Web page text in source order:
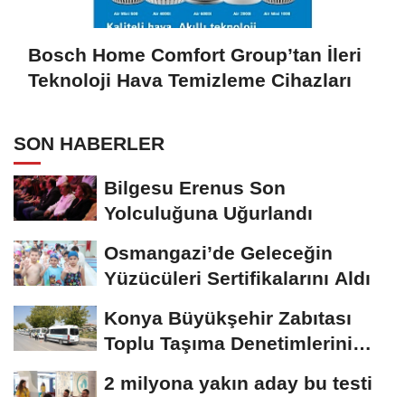
Bosch Home Comfort Group’tan İleri
Teknoloji Hava Temizleme Cihazları
SON HABERLER
Bilgesu Erenus Son
Yolculuğuna Uğurlandı
Osmangazi’de Geleceğin
Yüzücüleri Sertifikalarını Aldı
Konya Büyükşehir Zabıtası
Toplu Taşıma Denetimlerini
2 milyona yakın aday bu testi